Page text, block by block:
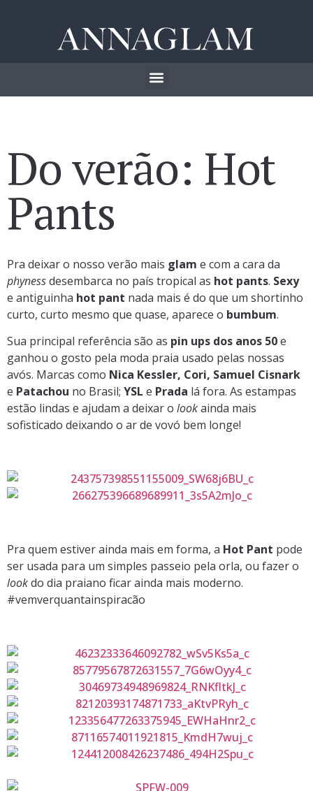
Do verão: Hot
Pants
Pra deixar o nosso verão mais glam e com a cara da
phynessdesembarca no país tropical as hot pants. Sexy
e antiguinha hot pant nada mais é do que um shortinho
curto, curto mesmo que quase, aparece o bumbum.
Sua principal referência são as pin ups dos anos 50e
ganhou o gosto pela moda praia usado pelas nossas
avós. Marcas como Nica Kessler, Cori, Samuel Cisnark
e Patachou no Brasil; YSL e Prada lá fora. As estampas
estão lindas e ajudam a deixar o lookainda mais
sofisticado deixando o ar de vovó bem longe!
Pra quem estiver ainda mais em forma, a Hot Pant pode
ser usada para um simples passeio pela orla, ou fazer o
lookdo dia praiano ficar ainda mais moderno.
#vemverquantainspiracão